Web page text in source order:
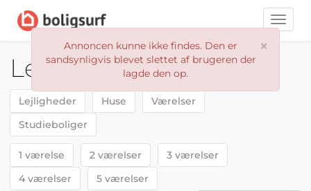
Toggle
×
Annoncen kunne ikke findes. Den er
sandsynligvis blevet slettet af brugeren der
lagde den op.
Lejeboliger Esbjerg
Lejligheder Huse
Værelser
Studieboliger
1 værelse 2 værelser
3 værelser
4 værelser
5 værelser